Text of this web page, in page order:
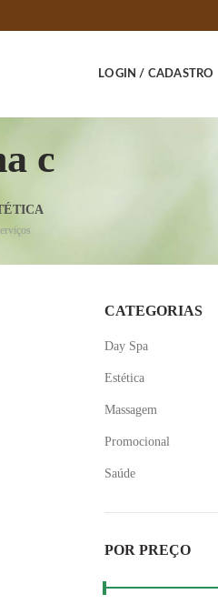
LOGIN / CADASTRO
c
CATEGORIAS
Day Spa
Estética
Massagem
Promocional
Saúde
POR PREÇO